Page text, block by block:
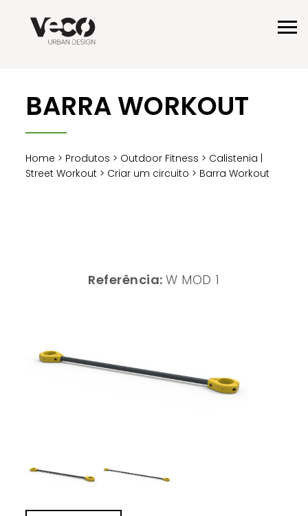
BARRA WORKOUT
Home > Produtos > Outdoor Fitness > Calistenia |
Street Workout > Criar um circuito > Barra Workout
Referência:W MOD 1